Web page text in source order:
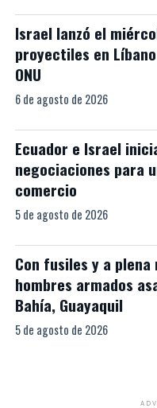
Israel lanzó el
proyectiles en
ONU
6 de agosto de 2026
Ecuador e Israel
negociaciones para
comercio
5 de agosto de 2026
Con fusiles y a
hombres armados
Bahía, Guayaquil
5 de agosto de 2026